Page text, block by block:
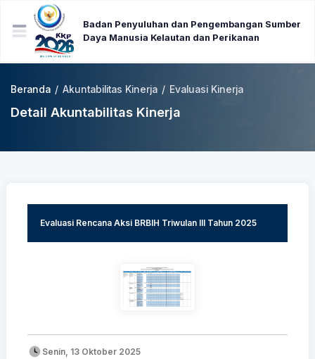
Badan Penyuluhan dan Pengembangan Sumber
Daya Manusia Kelautan dan Perikanan
Beranda / Akuntabilitas Kinerja / Evaluasi Kinerja
Detail Akuntabilitas Kinerja
Evaluasi Rencana Aksi BRBIH Triwulan III Tahun 2025
Senin, 13 Oktober 2025